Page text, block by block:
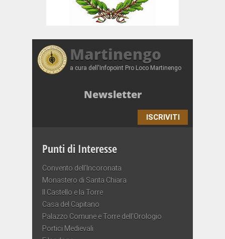
Martinengo
a cura dell'Infopoint Pro Loco Martinengo
Newsletter
ISCRIVITI
Punti di Interesse
Convento dell’Incoronata
Monastero di Santa Chiara
Il Castello e la Torre
Casa del Capitano
Palazzo Comune e Torre dell’Orologio
Portici Medievali